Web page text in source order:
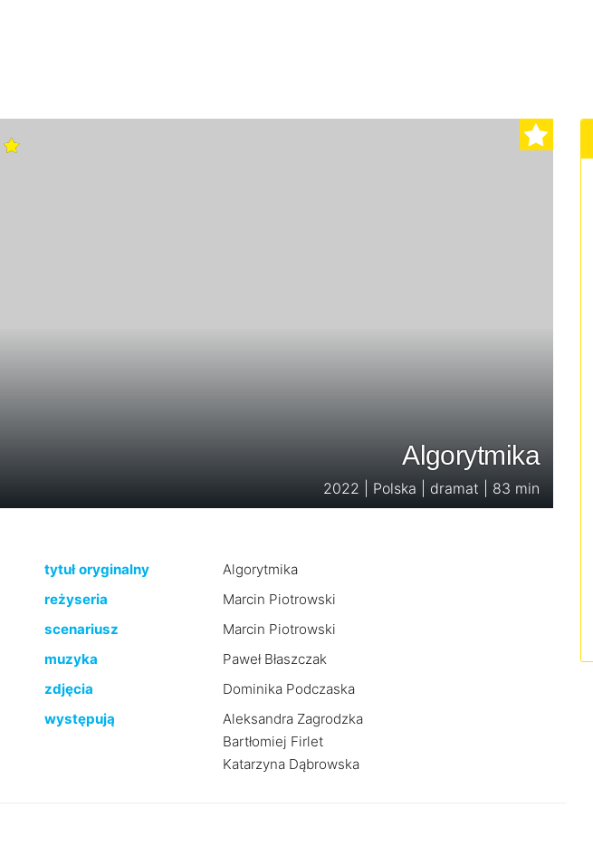
Algorytmika
2022 | Polska | dramat | 83 min
tytuł oryginalny
Algorytmika
reżyseria
Marcin Piotrowski
scenariusz
Marcin Piotrowski
muzyka
Paweł Błaszczak
zdjęcia
Dominika Podczaska
występują
Aleksandra Zagrodzka
Bartłomiej Firlet
Katarzyna Dąbrowska